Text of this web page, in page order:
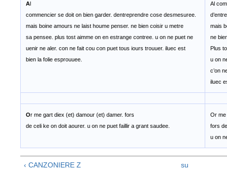
Al
commencier se doit on bien garder. dentreprendre cose desmesuree.
mais boine amours ne laist houme penser. ne bien coisir u metre
sa pensee. plus tost aimme on en estrange contree. u on ne puet ne
uenir ne aler. con ne fait cou con puet tous iours trouuer. iluec est
bien la folie esprouuee.
Al
mais
ne
Plus
u on
c’on
iluec
Or me gart diex (et) damour (et) damer. fors
de celi ke on doit aourer. u on ne puet faillir a grant saudee.
Or me
fors
u on
‹ CANZONIERE Z su